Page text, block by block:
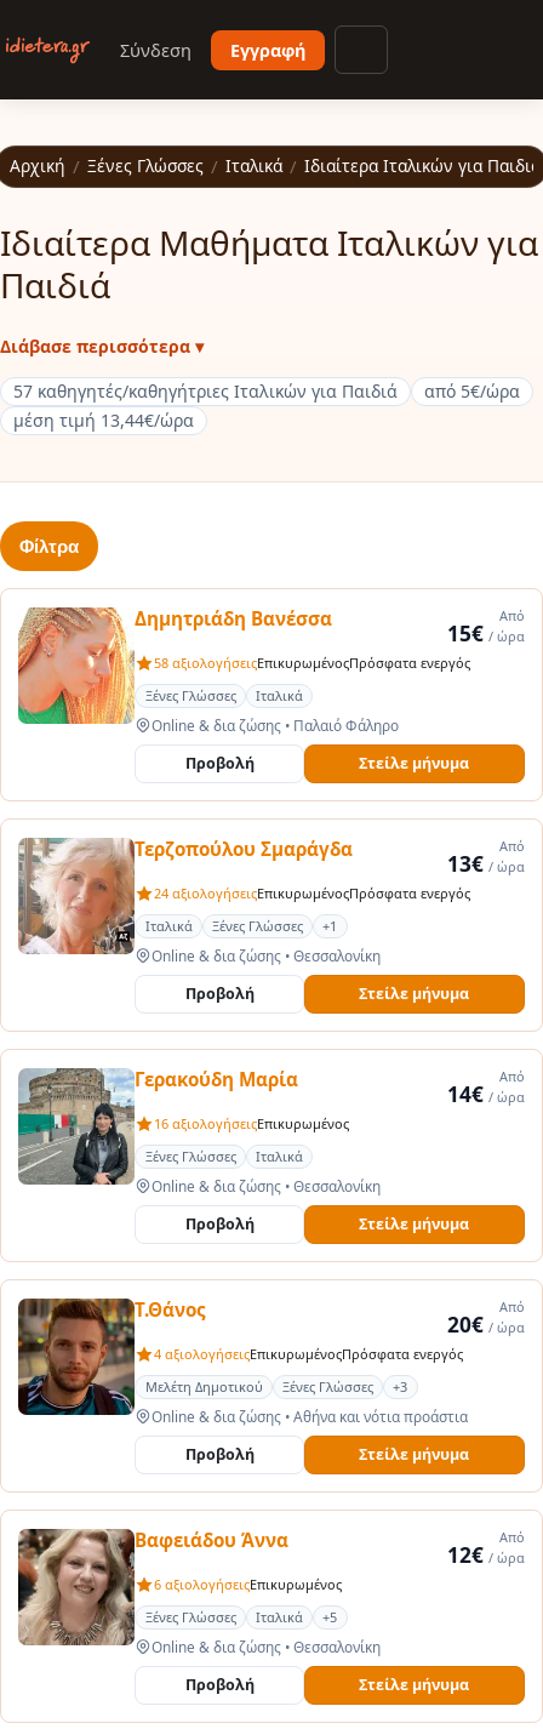
Σύνδεση Εγγραφή
Αρχική / Ξένες Γλώσσες / Ιταλικά / Ιδιαίτερα Ιταλικών για Παιδιά
Ιδιαίτερα Μαθήματα Ιταλικών για
Παιδιά
Διάβασε περισσότερα ▾
57 καθηγητές/καθηγήτριες Ιταλικών για Παιδιά
από 5€/ώρα
μέση τιμή 13,44€/ώρα
Φίλτρα
Δημητριάδη Βανέσσα Από
15€ / ώρα
58 αξιολογήσειςΕπικυρωμένοςΠρόσφατα ενεργός
Ξένες Γλώσσες
Ιταλικά
Online & δια ζώσης •Παλαιό Φάληρο
Προβολή Στείλε μήνυμα
Τερζοπούλου Σμαράγδα Από
13€ / ώρα
24 αξιολογήσειςΕπικυρωμένοςΠρόσφατα ενεργός
Ιταλικά
Ξένες Γλώσσες +1
Online & δια ζώσης •Θεσσαλονίκη
Προβολή Στείλε μήνυμα
Γερακούδη Mαρία Από
14€ / ώρα
16 αξιολογήσειςΕπικυρωμένος
Ξένες Γλώσσες
Ιταλικά
Online & δια ζώσης •Θεσσαλονίκη
Προβολή Στείλε μήνυμα
Τ.Θάνος Από
20€ / ώρα
4 αξιολογήσειςΕπικυρωμένοςΠρόσφατα ενεργός
Μελέτη Δημοτικού
Ξένες Γλώσσες +3
Online & δια ζώσης •Αθήνα και νότια προάστια
Προβολή Στείλε μήνυμα
Βαφειάδου Άννα Από
12€ / ώρα
6 αξιολογήσειςΕπικυρωμένος
Ξένες Γλώσσες
Ιταλικά +5
Online & δια ζώσης •Θεσσαλονίκη
Προβολή Στείλε μήνυμα